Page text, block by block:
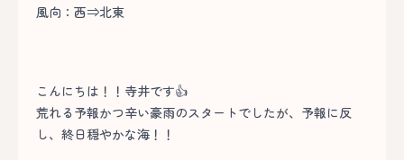
風向：西⇒北東
こんにちは！！寺井です👍
荒れる予報かつ辛い豪雨のスタートでしたが、予報に反
し、終日穏やかな海！！